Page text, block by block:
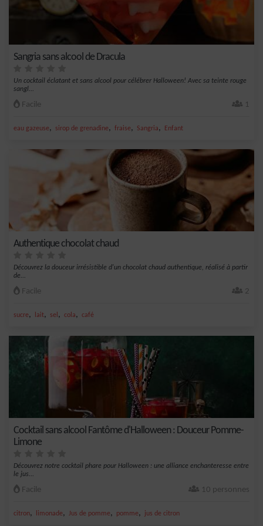
Sangria sans alcool de Dracula
Un cocktail éclatant et sans alcool pour célébrer Halloween! Avec sa teinte rouge
sangl...
Facile 1
eau gazeuse, sirop de grenadine, fraise, Sangria, Enfant
Authentique chocolat chaud
Découvrez la douceur irrésistible d'un chocolat chaud authentique, réalisé à partir
de...
Facile 2
sucre, lait, sel , cola, café
Cocktail sans alcool Fantôme d'Halloween : Douceur Pomme-
Limone
Découvrez notre cocktail phare pour Halloween : une alliance enchanteresse entre
le jus...
Facile 10 personnes
citron, limonade, Jus de pomme, pomme, jus de citron